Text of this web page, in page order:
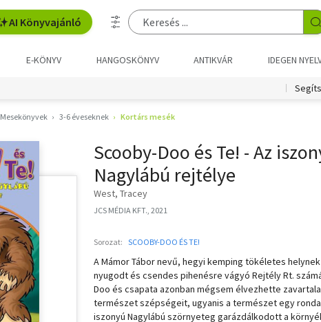
AI Könyvajánló
E-KÖNYV HANGOSKÖNYV ANTIKVÁR IDEGEN
Mesekönyvek 3-6 éveseknek Kortárs mesék
Scooby-Doo és Te! - Az
Nagylábú rejtélye
West, Tracey
JCS MÉDIA KFT., 2021
Sorozat: SCOOBY-DOO ÉS TE!
A Mámor Tábor nevű, hegyi kemping tökéletes
nyugodt és csendes pihenésre vágyó Rejtély Rt.
Doo és csapata azonban mégsem élvezhette
természet szépségeit, ugyanis a természet egy
iszonyú Nagylábú szörnyeteg garázdálkodott a